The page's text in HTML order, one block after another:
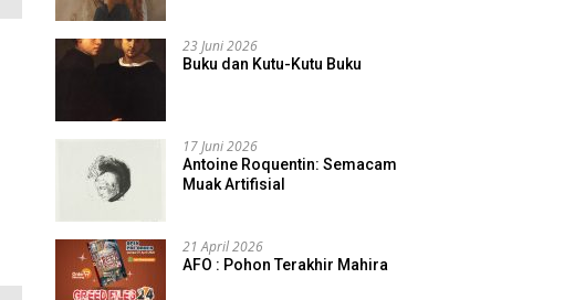
23 Juni 2026
Buku dan Kutu-Kutu Buku
17 Juni 2026
Antoine Roquentin: Semacam
Muak Artifisial
21 April 2026
AFO : Pohon Terakhir Mahira